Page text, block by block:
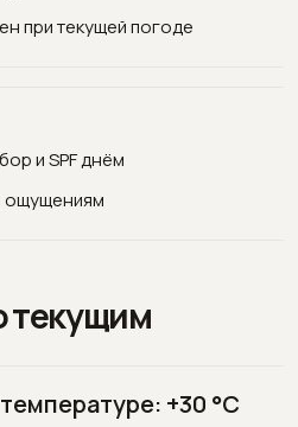
при текущей погоде
и SPF днём
ощущениям
текущим
+30 °C